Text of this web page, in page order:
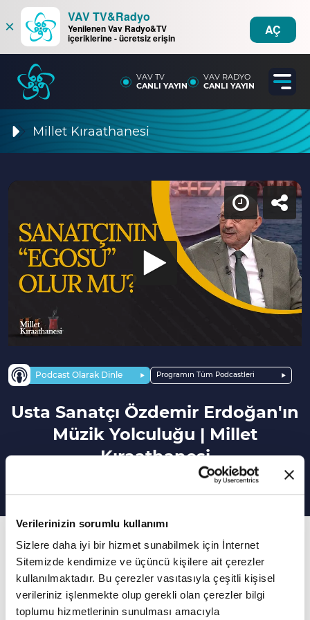
Verilerinizin sorumlu kullanımı
Sizlere daha iyi bir hizmet sunabilmek için İnternet
Sitemizde kendimize ve üçüncü kişilere ait çerezler
kullanılmaktadır. Bu çerezler vasıtasıyla çeşitli kişisel
verileriniz işlenmekte olup gerekli olan çerezler bilgi
toplumu hizmetlerinin sunulması amacıyla
×
VAV TV&Radyo
Yenilenen Vav Radyo&TV
içeriklerine - ücretsiz erişin
AÇ
VAV TV
CANLI YAYIN
VAV RADYO
CANLI YAYIN
Millet Kıraathanesi
Podcast Olarak Dinle Programın Tüm Podcastleri
Usta Sanatçı Özdemir Erdoğan'ın
Müzik Yolculuğu | Millet
Kıraathanesi
Özdemir Erdoğan'ın düşünce dünyası eserlerine
nasıl yansıdı?